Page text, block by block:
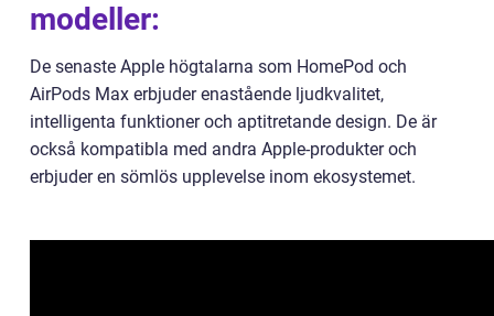
modeller:
De senaste Apple högtalarna som HomePod och
AirPods Max erbjuder enastående ljudkvalitet,
intelligenta funktioner och aptitretande design. De är
också kompatibla med andra Apple-produkter och
erbjuder en sömlös upplevelse inom ekosystemet.